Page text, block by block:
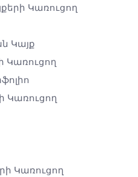
Կառուցող
​​կայք
Կառուցող
Կառուցող
Կառուցող